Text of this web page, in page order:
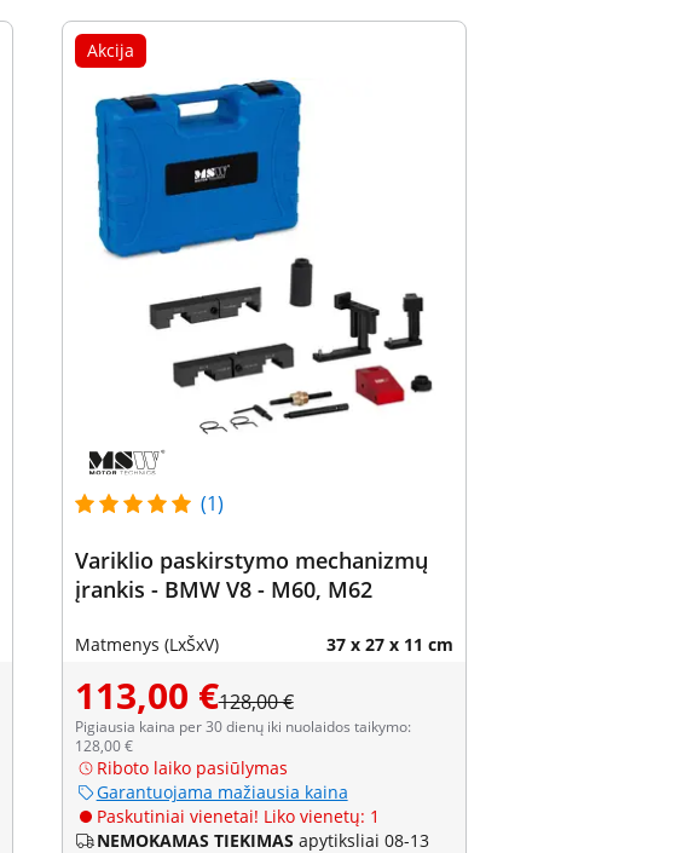
Akcija
(1)
Variklio paskirstymo mechanizmų
įrankis - BMW V8 - M60, M62
Matmenys (LxŠxV) 37 x 27 x 11 cm
113,00 €128,00 €
Pigiausia kaina per 30 dienų iki nuolaidos taikymo:
128,00 €
Riboto laiko pasiūlymas
Garantuojama mažiausia kaina
Paskutiniai vienetai! Liko vienetų: 1
NEMOKAMAS TIEKIMAS apytiksliai 08-13